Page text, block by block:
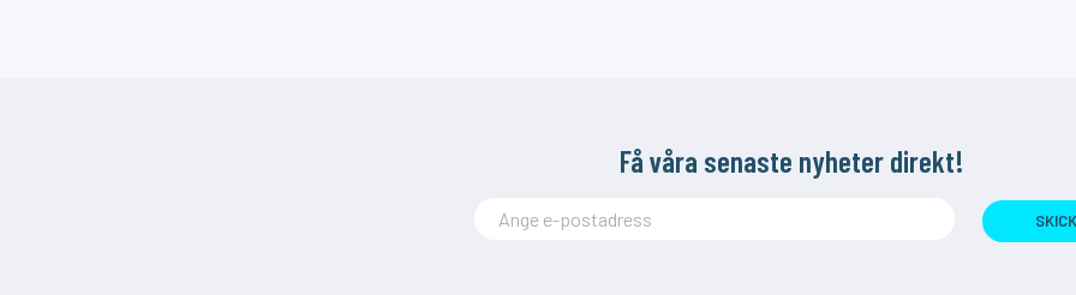
Få våra senaste nyheter direkt!